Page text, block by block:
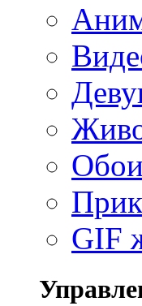
GIF